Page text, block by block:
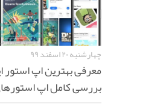
چهارشنبه ۲۰ اسفند ۹۹
معرفی بهترین اپ استور
بررسی کامل اپ